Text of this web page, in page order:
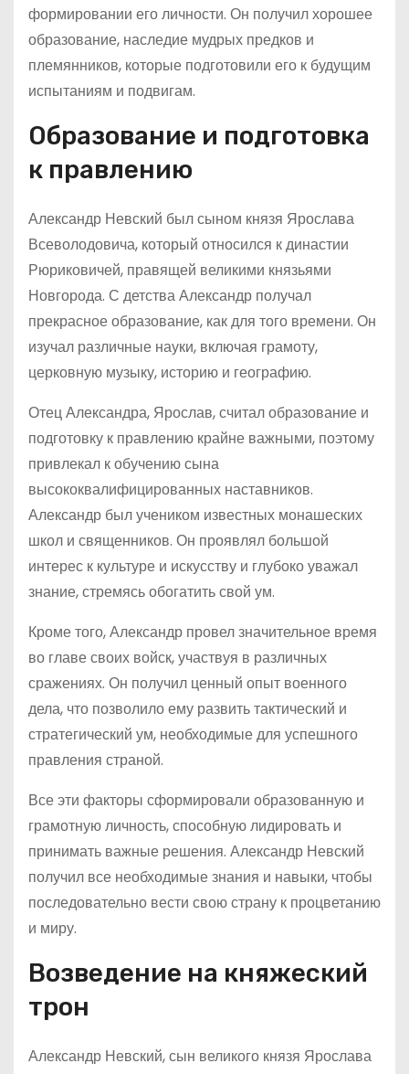
формировании его личности. Он получил хорошее
образование, наследие мудрых предков и
племянников, которые подготовили его к будущим
испытаниям и подвигам.
Образование и подготовка
к правлению
Александр Невский был сыном князя Ярослава
Всеволодовича, который относился к династии
Рюриковичей, правящей великими князьями
Новгорода. С детства Александр получал
прекрасное образование, как для того времени. Он
изучал различные науки, включая грамоту,
церковную музыку, историю и географию.
Отец Александра, Ярослав, считал образование и
подготовку к правлению крайне важными, поэтому
привлекал к обучению сына
высококвалифицированных наставников.
Александр был учеником известных монашеских
школ и священников. Он проявлял большой
интерес к культуре и искусству и глубоко уважал
знание, стремясь обогатить свой ум.
Кроме того, Александр провел значительное время
во главе своих войск, участвуя в различных
сражениях. Он получил ценный опыт военного
дела, что позволило ему развить тактический и
стратегический ум, необходимые для успешного
правления страной.
Все эти факторы сформировали образованную и
грамотную личность, способную лидировать и
принимать важные решения. Александр Невский
получил все необходимые знания и навыки, чтобы
последовательно вести свою страну к процветанию
и миру.
Возведение на княжеский
трон
Александр Невский, сын великого князя Ярослава